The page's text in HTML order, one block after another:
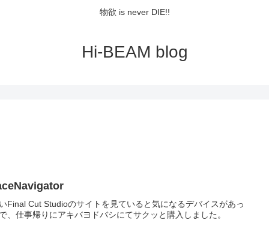
物欲 is never DIE!!
Hi-BEAM blog
Final Cut Studioのサイトを見ていると気になるデバイスがあっ
、仕事帰りにアキバヨドバシにてサクッと購入しました。